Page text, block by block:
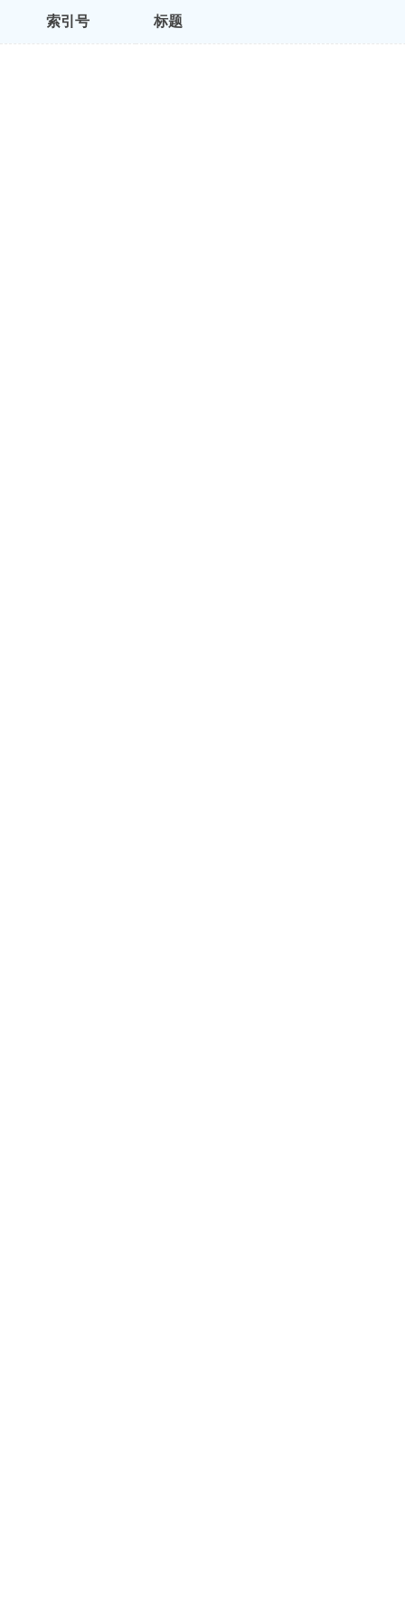
索引号 标题